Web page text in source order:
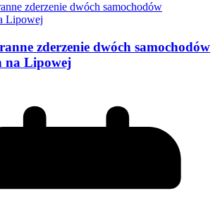
zderzenie dwóch samochodów
na Lipowej